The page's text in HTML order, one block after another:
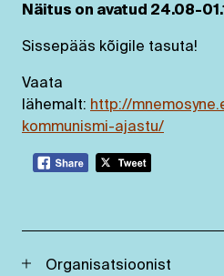
Näitus on avatud 24.08-
Sissepääs kõigile tasuta!
Vaata
lähemalt: http://
kommunismi-ajastu/
Organisatsioonist